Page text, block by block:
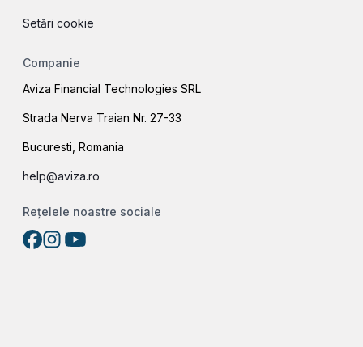
Setări cookie
Companie
Aviza Financial Technologies SRL
Strada Nerva Traian Nr. 27-33
Bucuresti, Romania
help@aviza.ro
Rețelele noastre sociale